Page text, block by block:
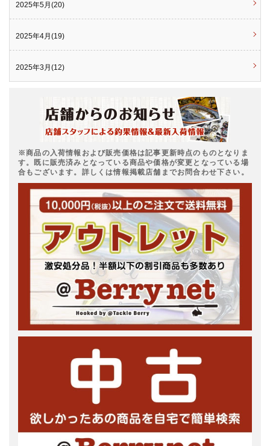
2025年5月(20)
2025年4月(19)
2025年3月(12)
※商品の入荷情報および販売価格は記事更新時点のものとなりま
す。既に販売済みとなっている商品や価格が変更となっている場
合もございます。詳しくは情報掲載店舗までお問合わせ下さい。